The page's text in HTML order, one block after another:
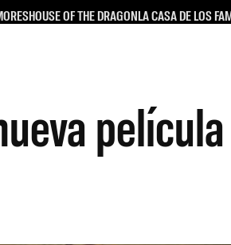
HOUSE OF THE DRAGONLA CASA DE LOS